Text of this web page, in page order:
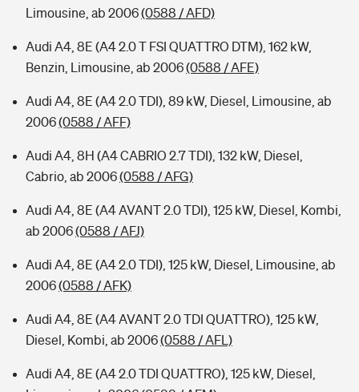
Limousine, ab 2006(0588 / AFD)
Audi A4, 8E (A4 2.0 T FSI QUATTRO DTM), 162 kW,
Benzin, Limousine, ab 2006(0588 / AFE)
Audi A4, 8E (A4 2.0 TDI), 89 kW, Diesel, Limousine, ab
2006(0588 / AFF)
Audi A4, 8H (A4 CABRIO 2.7 TDI), 132 kW, Diesel,
Cabrio, ab 2006(0588 / AFG)
Audi A4, 8E (A4 AVANT 2.0 TDI), 125 kW, Diesel, Kombi,
ab 2006(0588 / AFJ)
Audi A4, 8E (A4 2.0 TDI), 125 kW, Diesel, Limousine, ab
2006(0588 / AFK)
Audi A4, 8E (A4 AVANT 2.0 TDI QUATTRO), 125 kW,
Diesel, Kombi, ab 2006(0588 / AFL)
Audi A4, 8E (A4 2.0 TDI QUATTRO), 125 kW, Diesel,